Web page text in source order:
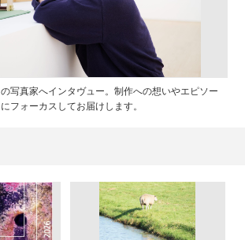
写真家へインタヴュー。制作への想いやエピソー
フォーカスしてお届けします。